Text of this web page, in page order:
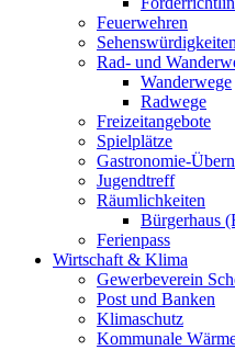
Feuerwehren
Sehenswürdigkeiten
Rad- und
Wanderwege
Radwege
Freizeitangebote
Spielplätze
Gastronomie-
Jugendtreff
Räumlichkeiten
Bürgerhaus
Ferienpass
Wirtschaft & Klima
Gewerbeverein
Post und Banken
Klimaschutz
Kommunale